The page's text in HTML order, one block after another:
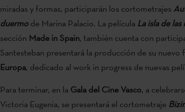
miradas y formas, participarán los cortometrajes
duermode Marina Palacio. La película La isla de las
sección Made in Spain, también cuenta con
Santesteban presentará la producción de su nuevo
Europa, dedicado al work in progress de nuevas
Para terminar, en la Gala del Cine Vasco, a
Victoria Eugenia, se presentará el cortometraje